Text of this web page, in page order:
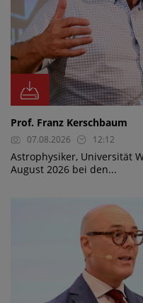
Prof. Franz Kerschbaum
07.08.2026 12:12
Astrophysiker, Universität
August 2026 bei den...